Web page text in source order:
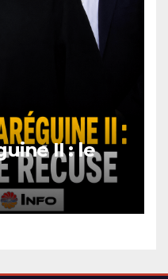
II : le